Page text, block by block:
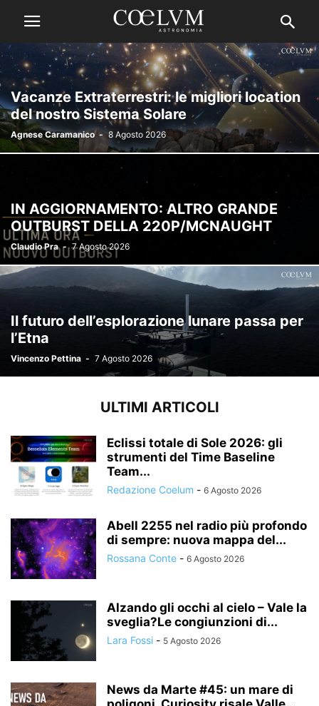
Vacanze Extraterrestri: le migliori location
del nostro Sistema Solare
Agnese Caramanico - 8 Agosto 2026
IN AGGIORNAMENTO: ALTRO GRANDE
OUTBURST DELLA 220P/MCNAUGHT
Claudio Pra - 7 Agosto 2026
Il futuro dell’esplorazione lunare passa per
l’Etna
Vincenzo Pettina - 7 Agosto 2026
ULTIMI ARTICOLI
Eclissi totale di Sole 2026: gli
strumenti del Time Baseline
Team...
Redazione Coelum - 6 Agosto 2026
Abell 2255 nel radio più profondo
di sempre: nuova mappa del...
Rossana Conte - 6 Agosto 2026
Alzando gli occhi al cielo – Vale la
sveglia?Le congiunzioni di...
Lara Fossi - 5 Agosto 2026
News da Marte #45: un mare di